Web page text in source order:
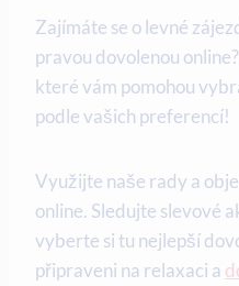
Zajímáte⁤ se o levné
pravou dovolenou
které vám pomohou
podle‍ vašich preferencí!
Využijte naše rady‍ a‌
online. Sledujte slevové
vyberte si tu nejlepší
připraveni na⁣ relaxaci a